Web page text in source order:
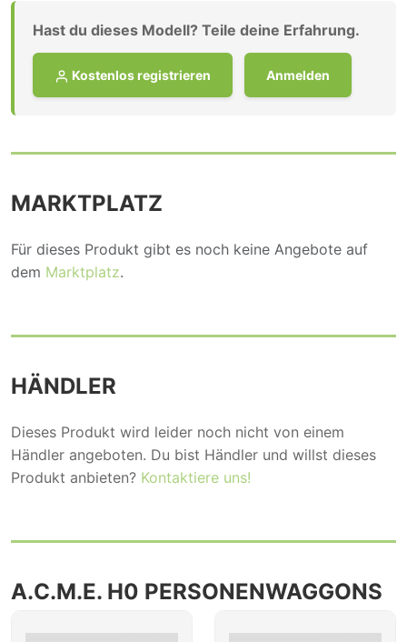
Hast du dieses Modell? Teile deine Erfahrung.
Kostenlos registrieren Anmelden
MARKTPLATZ
Für dieses Produkt gibt es noch keine Angebote auf
dem Marktplatz.
HÄNDLER
Dieses Produkt wird leider noch nicht von einem
Händler angeboten. Du bist Händler und willst dieses
Produkt anbieten? Kontaktiere uns!
A.C.M.E. H0 PERSONENWAGGONS